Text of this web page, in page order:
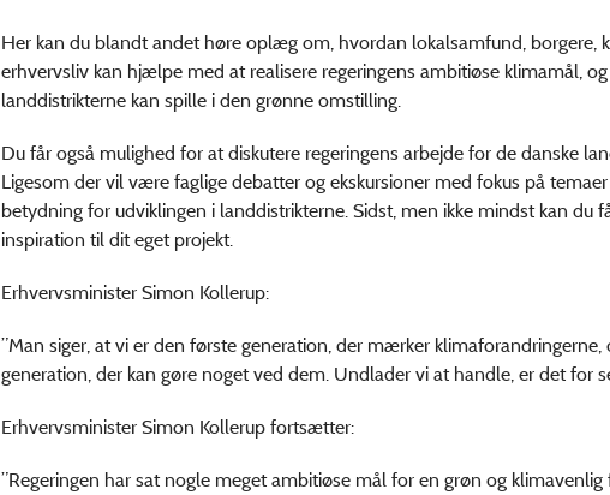
Her kan du blandt andet høre oplæg om, hvordan lokalsamfund, borgere,
erhvervsliv kan hjælpe med at realisere regeringens ambitiøse klimamål,
landdistrikterne kan spille i den grønne omstilling.
Du får også mulighed for at diskutere regeringens arbejde for de danske
Ligesom der vil være faglige debatter og ekskursioner med fokus på
betydning for udviklingen i landdistrikterne. Sidst, men ikke mindst kan du
inspiration til dit eget projekt.
Erhvervsminister Simon Kollerup:
”Man siger, at vi er den første generation, der mærker klimaforandringerne,
generation, der kan gøre noget ved dem. Undlader vi at handle, er det for
Erhvervsminister Simon Kollerup fortsætter:
”Regeringen har sat nogle meget ambitiøse mål for en grøn og